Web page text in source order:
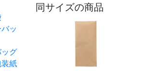
グ
紙
同サイズの商品